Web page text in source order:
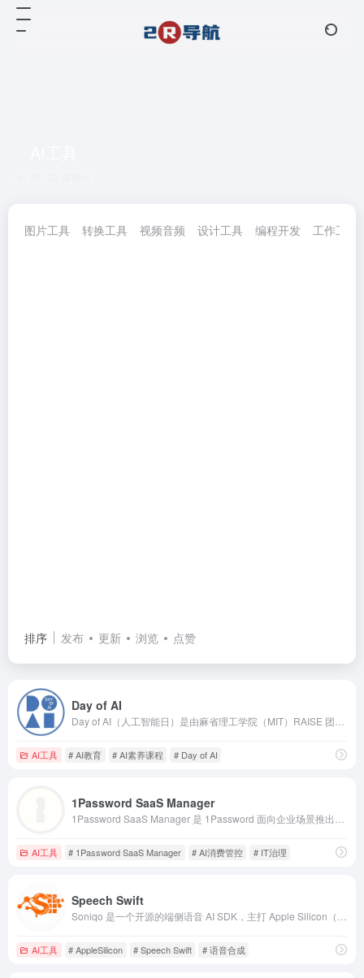
图片工具 转换工具 视频音频 设计工具 编程开发 工作工具
排序 发布 更新 浏览 点赞
Day of AI
AI工具 # AI教育 # AI素养课程 # Day of AI
1Password SaaS Manager
AI工具 # 1Password SaaS Manager # AI消费管控 # IT治理
Speech Swift
AI工具 # AppleSilicon # Speech Swift # 语音合成